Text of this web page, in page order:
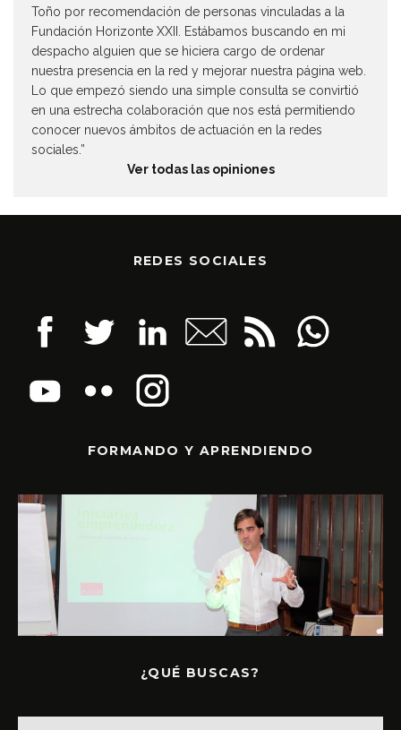
Toño por recomendación de personas vinculadas a la
Fundación Horizonte XXII. Estábamos buscando en mi
despacho alguien que se hiciera cargo de ordenar
nuestra presencia en la red y mejorar nuestra página web.
Lo que empezó siendo una simple consulta se convirtió
en una estrecha colaboración que nos está permitiendo
conocer nuevos ámbitos de actuación en la redes
sociales.”
Ver todas las opiniones
REDES SOCIALES
FORMANDO Y APRENDIENDO
¿QUÉ BUSCAS?